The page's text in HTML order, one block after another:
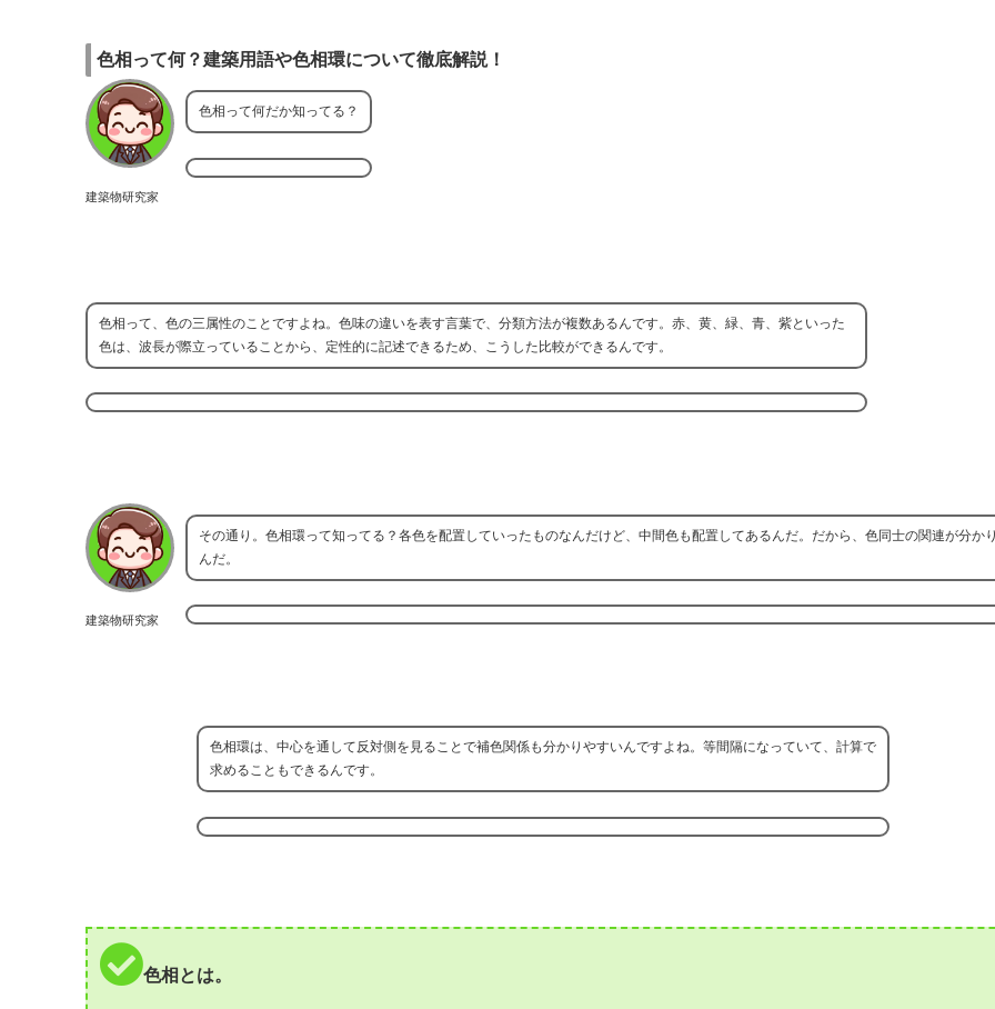
色相って何？建築用語や色相環について徹底解説！
建築物研究家
色相って何だか知ってる？
色相って、色の三属性のことですよね。色味の違いを表す言葉で、分類方法が複数あるんです。赤、黄、緑、青、紫といった
色は、波長が際立っていることから、定性的に記述できるため、こうした比較ができるんです。
建築物研究家
その通り。色相環って知ってる？各色を配置していったものなんだけど、中間色も配置してあるんだ。だから、色同士の関連が分か
んだ。
色相環は、中心を通して反対側を見ることで補色関係も分かりやすいんですよね。等間隔になっていて、計算で
求めることもできるんです。
色相とは。